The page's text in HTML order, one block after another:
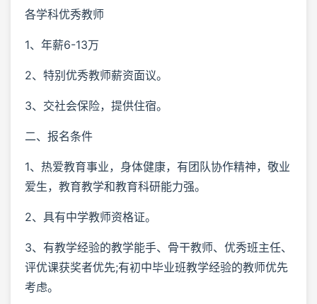
各学科优秀教师
1、年薪6-13万
2、特别优秀教师薪资面议。
3、交社会保险，提供住宿。
二、报名条件
1、热爱教育事业，身体健康，有团队协作精神，敬业
爱生，教育教学和教育科研能力强。
2、具有中学教师资格证。
3、有教学经验的教学能手、骨干教师、优秀班主任、
评优课获奖者优先;有初中毕业班教学经验的教师优先
考虑。